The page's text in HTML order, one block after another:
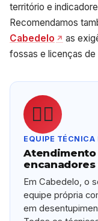
território e
Recomendamos
Cabedelo
as
fossas e licenças de
👷‍♂️
EQUIPE TÉCNICA
Em Cabedelo, o
equipe própria
em